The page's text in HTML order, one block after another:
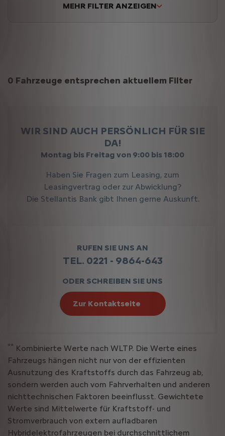
MEHR FILTER ANZEIGEN
Suchergebnisse
0 Fahrzeuge entsprechen aktuellem Filter
WIR SIND AUCH PERSÖNLICH FÜR SIE
DA!
Montag bis Freitag von 9:00 bis 18:00
Haben Sie Fragen zum Leasing, zum
Leasingvertrag oder zur Abwicklung?
Die Stellantis Bank gibt Ihnen gerne Auskunft.
RUFEN SIE UNS AN
TEL. 0221 - 9864-643
ODER SCHREIBEN SIE UNS
Zur Kontaktseite
** Kombinierte Werte nach WLTP. Die Werte eines
Fahrzeugs hängen nicht nur von der effizienten
Ausnutzung des Kraftstoffs durch das Fahrzeug ab,
sondern werden auch vom Fahrverhalten und anderen
nichttechnischen Faktoren beeinflusst. Gewichtete
Werte sind Mittelwerte für Kraftstoff- und
Stromverbrauch von extern aufladbaren
Hybridelektrofahrzeugen bei durchschnittlichem